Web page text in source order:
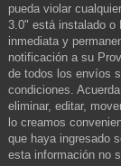
pueda violar
3.0" está instalado o
inmediata y
notificación a su
de todos los envíos
condiciones.
eliminar, editar,
lo creamos
que haya ingresado
esta información no